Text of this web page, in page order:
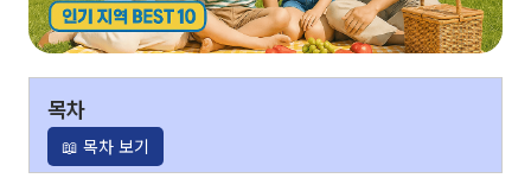
목차
📖 목차 보기